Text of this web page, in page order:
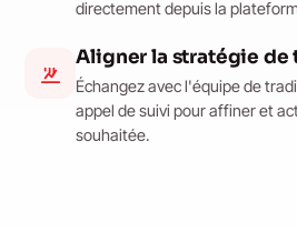
directement depuis la
Aligner la stratégie de
Échangez avec l'équipe de
appel de suivi pour affiner et
souhaitée.